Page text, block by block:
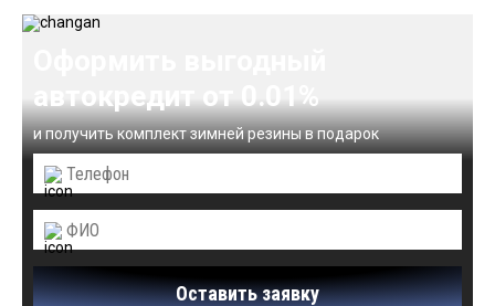
автокредит от 0.01%
и получить комплект зимней резины в подарок
Оставить заявку